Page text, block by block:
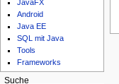
JavaFX
Android
Java EE
SQL mit Java
Tools
Frameworks
Suche